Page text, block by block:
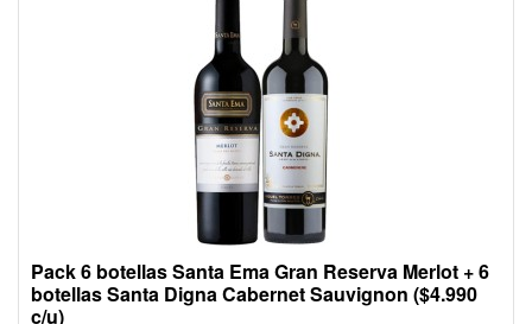
Pack 6 botellas Santa Ema Gran Reserva Merlot + 6
botellas Santa Digna Cabernet Sauvignon ($4.990
c/u)